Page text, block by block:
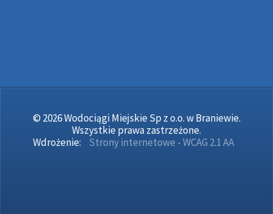
© 2026 Wodociągi Miejskie Sp z o.o. w Braniewie.
Wszystkie prawa zastrzeżone.
Wdrożenie:
Strony internetowe - WCAG 2.1 AA